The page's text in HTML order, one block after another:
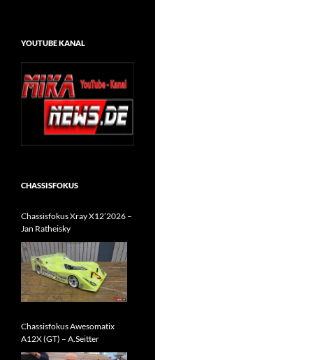
YOUTUBE KANAL
CHASSISFOKUS
Chassisfokus Xray X12’2026 –
Jan Ratheisky
Chassisfokus Awesomatix
A12X (GT) – A.Seitter